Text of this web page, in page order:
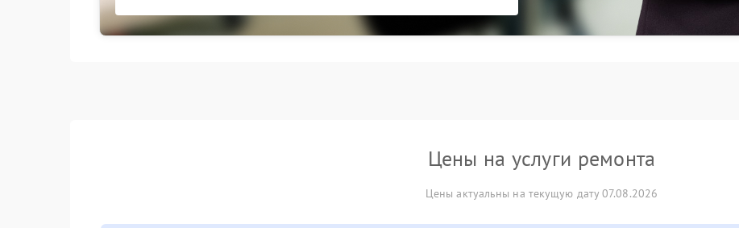
Цены на услуги ремонта
Цены актуальны на текущую дату 07.08.2026